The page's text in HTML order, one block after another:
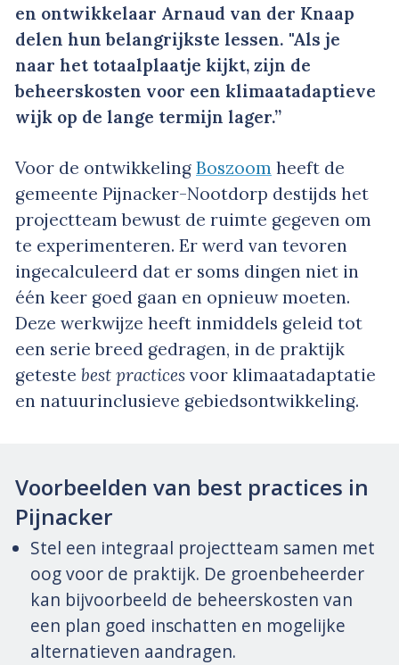
en ontwikkelaar Arnaud van der Knaap
delen hun belangrijkste lessen. "Als je
naar het totaalplaatje kijkt, zijn de
beheerskosten voor een klimaatadaptieve
wijk op de lange termijn lager.”
Voor de ontwikkeling Boszoom heeft de
gemeente Pijnacker-Nootdorp destijds het
projectteam bewust de ruimte gegeven om
te experimenteren. Er werd van tevoren
ingecalculeerd dat er soms dingen niet in
één keer goed gaan en opnieuw moeten.
Deze werkwijze heeft inmiddels geleid tot
een serie breed gedragen, in de praktijk
geteste best practices voor klimaatadaptatie
en natuurinclusieve gebiedsontwikkeling.
Voorbeelden van best practices in
Pijnacker
Stel een integraal projectteam samen met
oog voor de praktijk. De groenbeheerder
kan bijvoorbeeld de beheerskosten van
een plan goed inschatten en mogelijke
alternatieven aandragen.